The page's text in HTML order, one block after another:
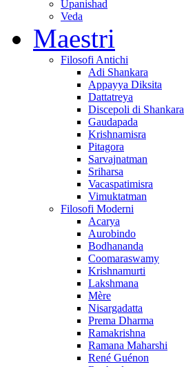
Upanishad
Veda
Maestri
Filosofi Antichi
Adi Shankara
Appayya Diksita
Dattatreya
Discepoli di Shankara
Gaudapada
Krishnamisra
Pitagora
Sarvajnatman
Sriharsa
Vacaspatimisra
Vimuktatman
Filosofi Moderni
Acarya
Aurobindo
Bodhananda
Coomaraswamy
Krishnamurti
Lakshmana
Mère
Nisargadatta
Prema Dharma
Ramakrishna
Ramana Maharshi
René Guénon